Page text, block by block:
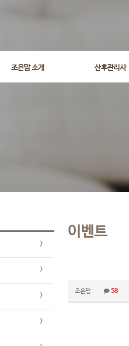
조은맘 소개 산후관리사
이벤트
조은맘 58